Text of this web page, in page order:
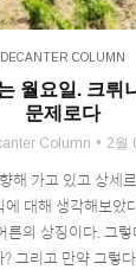
DECANTER COLUMN
월요일. 크뤼
문제로다
Column 2월
해 가고 있고 상세
대해 생각해보았
른의 상징이다. 그
? 그리고 만약 그렇